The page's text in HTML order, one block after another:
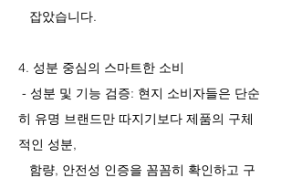
잡았습니다.
4. 성분 중심의 스마트한 소비
- 성분 및 기능 검증: 현지 소비자들은 단순
히 유명 브랜드만 따지기보다 제품의 구체
적인 성분,
함량, 안전성 인증을 꼼꼼히 확인하고 구